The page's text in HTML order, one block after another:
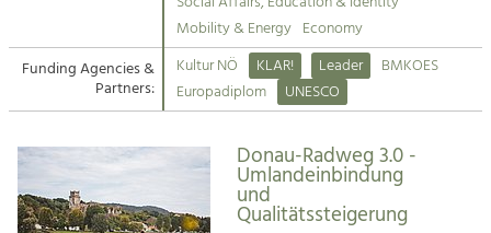
Suche
Impressum
Kontakt
Tourism
Offer Development and Positioning
Art & Culture
Crafts, Science and Research.
Mobility & Energy Economy
Funding Agencies &
Partners:
Kultur NÖ KLAR! Leader
BMKOES
Europadiplom
UNESCO
Donau-Radweg 3.0 -
Umlandeinbindung
und
Qualitätssteigerung